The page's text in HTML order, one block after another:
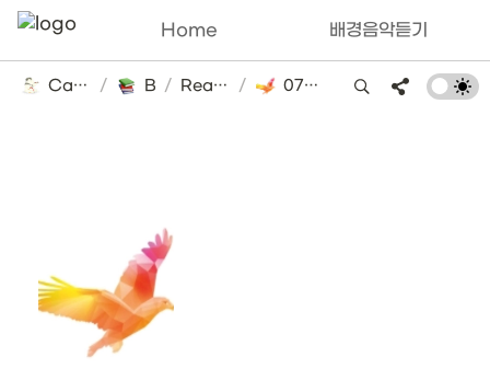
Home 배경음악듣기
Catsbi's DLog / Books
/ Real MySQL / 07장 데이터 암호화